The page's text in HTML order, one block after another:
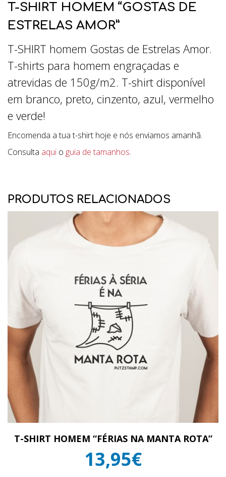
T-SHIRT HOMEM “GOSTAS DE
ESTRELAS AMOR”
T-SHIRT homem Gostas de Estrelas Amor.
T-shirts para homem engraçadas e
atrevidas de 150g/m2. T-shirt disponível
em branco, preto, cinzento, azul, vermelho
e verde!
Encomenda a tua t-shirt hoje e nós enviamos amanhã.
Consulta aqui o guia de tamanhos.
PRODUTOS RELACIONADOS
T-SHIRT HOMEM “FÉRIAS NA MANTA ROTA”
13,95€